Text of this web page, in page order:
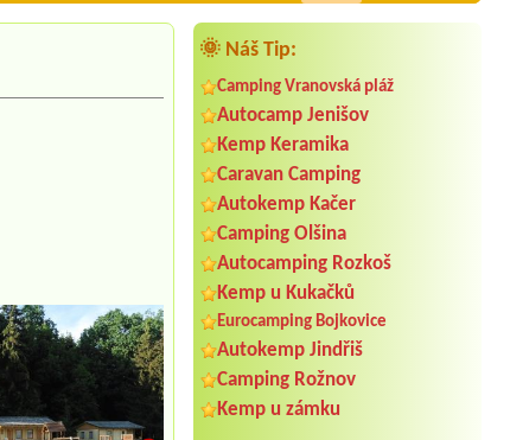
🌞 Náš Tip:
Camping Vranovská pláž
Autocamp Jenišov
Kemp Keramika
Caravan Camping
Autokemp Kačer
Camping Olšina
Autocamping Rozkoš
Kemp u Kukačků
Eurocamping Bojkovice
Autokemp Jindřiš
Camping Rožnov
Kemp u zámku
Termín od 2026-08-05 |
tábořiště Cakle